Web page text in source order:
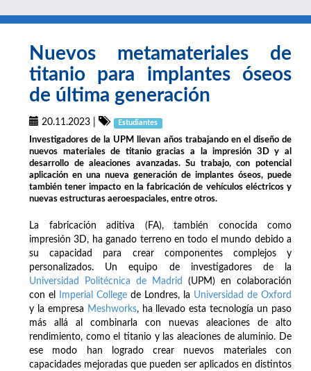
Nuevos metamateriales de
titanio para implantes óseos
de última generación
20.11.2023 Estudiantes
Investigadores de la UPM llevan años trabajando en el diseño de
nuevos materiales de titanio gracias a la impresión 3D y al
desarrollo de aleaciones avanzadas. Su trabajo, con potencial
aplicación en una nueva generación de implantes óseos, puede
también tener impacto en la fabricación de vehículos eléctricos y
nuevas estructuras aeroespaciales, entre otros.
La fabricación aditiva (FA), también conocida como
impresión 3D, ha ganado terreno en todo el mundo debido a
su capacidad para crear componentes complejos y
personalizados. Un equipo de investigadores de la
Universidad Politécnica de Madrid
(UPM) en colaboración
con el
Imperial College de Londres, la Universidad de Oxford
y la empresa Meshworks, ha llevado esta tecnología un paso
más allá al combinarla con nuevas aleaciones de alto
rendimiento, como el titanio y las aleaciones de aluminio. De
ese modo han logrado crear nuevos materiales con
capacidades mejoradas que pueden ser aplicados en distintos